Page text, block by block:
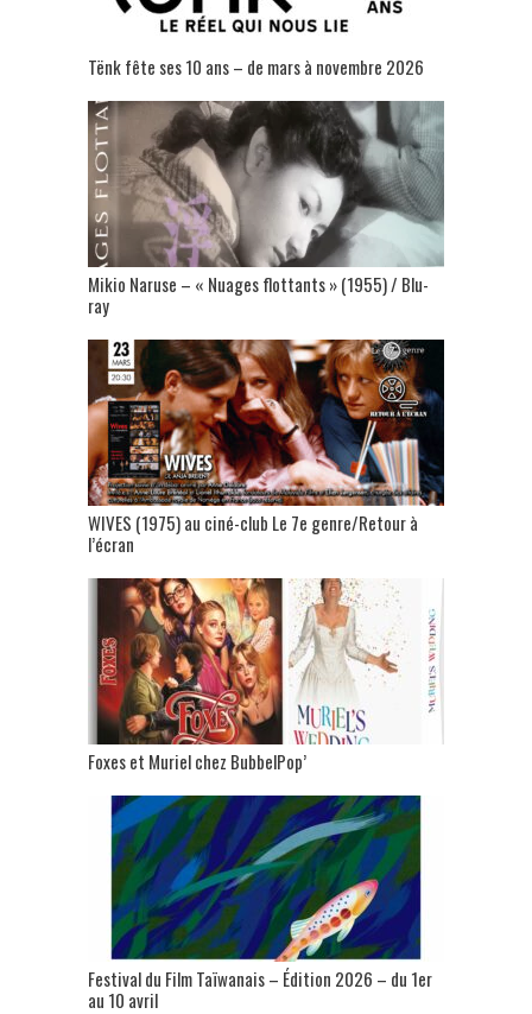
Tënk fête ses 10 ans – de mars à novembre 2026
Mikio Naruse – « Nuages flottants » (1955) / Blu-
ray
WIVES (1975) au ciné-club Le 7e genre/Retour à
l’écran
Foxes et Muriel chez BubbelPop’
Festival du Film Taïwanais – Édition 2026 – du 1er
au 10 avril